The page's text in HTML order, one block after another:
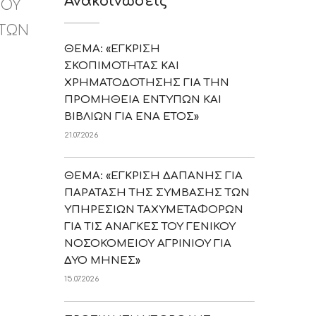
ΘΕΜΑ: «ΕΓΚΡΙΣΗ
ΣΚΟΠΙΜΟΤΗΤΑΣ ΚΑΙ
ΧΡΗΜΑΤΟΔΟΤΗΣΗΣ ΓΙΑ ΤΗΝ
ΠΡΟΜΗΘΕΙΑ ΕΝΤΥΠΩΝ ΚΑΙ
ΒΙΒΛΙΩΝ ΓΙΑ ΕΝΑ ΕΤΟΣ»
21.07.2026
ΘΕΜΑ: «ΕΓΚΡΙΣΗ ΔΑΠΑΝΗΣ ΓΙΑ
ΠΑΡΑΤΑΣΗ ΤΗΣ ΣΥΜΒΑΣΗΣ ΤΩΝ
ΥΠΗΡΕΣΙΩΝ ΤΑΧΥΜΕΤΑΦΟΡΩΝ
ΓΙΑ ΤΙΣ ΑΝΑΓΚΕΣ ΤΟΥ ΓΕΝΙΚΟΥ
ΝΟΣΟΚΟΜΕΙΟΥ ΑΓΡΙΝΙΟΥ ΓΙΑ
ΔΥΟ ΜΗΝΕΣ»
15.07.2026